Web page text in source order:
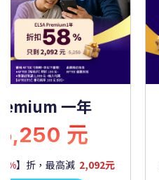
一年
元
】折，最高減 2,092元